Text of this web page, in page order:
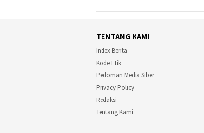
TENTANG KAMI
Index Berita
Kode Etik
Pedoman Media Siber
Privacy Policy
Redaksi
Tentang Kami